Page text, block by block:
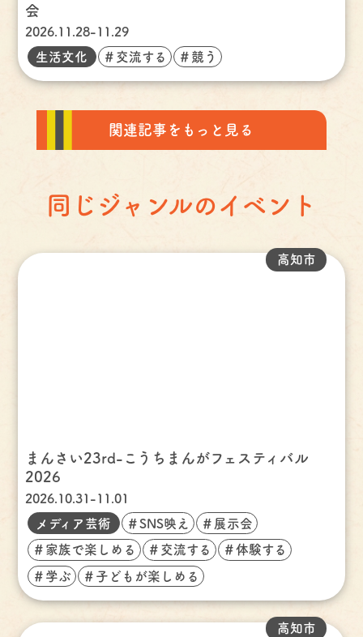
会
2026.11.28-11.29
生活文化 ＃交流する ＃競う
関連記事をもっと見る
同じジャンルのイベント
まんさい23rd-こうちまんがフェスティバル
2026
2026.10.31-11.01
高知市
メディア芸術 ＃SNS映え ＃展示会
＃家族で楽しめる ＃交流する ＃体験する
＃学ぶ ＃子どもが楽しめる
高知市